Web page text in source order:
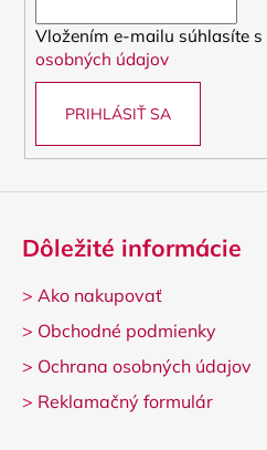
Vložením e-mailu súhlasíte s
osobných údajov
PRIHLÁSIŤ SA
Dôležité informácie
> Ako nakupovať
> Obchodné podmienky
> Ochrana osobných údajov
> Reklamačný formulár